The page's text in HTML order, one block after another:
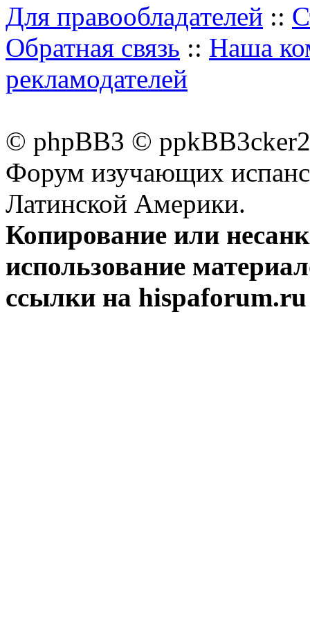
Для правообладателей ::
Обратная связь :: Наша
рекламодателей
© phpBB3 ©
Форум изучающих
Латинской Америки.
Копирование или
использование
ссылки на hispaforum.ru